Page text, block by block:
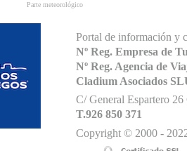
Parte meteorológico
Portal de información y
Nº Reg. Empresa de
Nº Reg. Agencia de
Cladium Asociados
C/ General Espartero
T.926 850 371
Copyright © 2000 -